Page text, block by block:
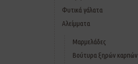
Φυτικά γάλατα
Αλείμματα
Μαρμελάδες
Βούτυρα ξηρών καρπών